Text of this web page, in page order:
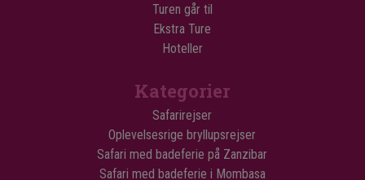
Turen går til
Ekstra Ture
Hoteller
Kategorier
Safarirejser
Oplevelsesrige bryllupsrejser
Safari med badeferie på Zanzibar
Safari med badeferie i Mombasa